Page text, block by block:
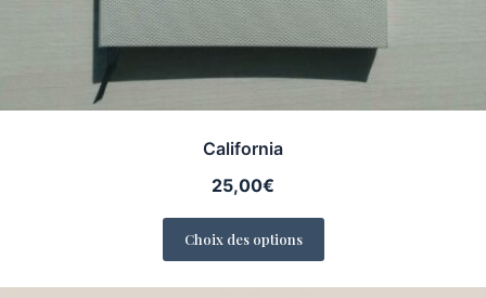
California
25,00€
Choix des options